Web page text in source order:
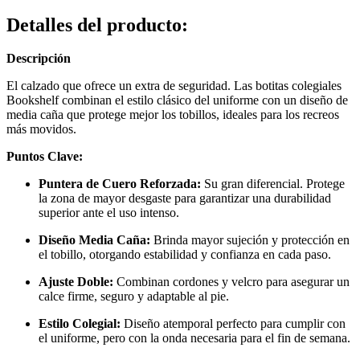
Detalles del producto:
Descripción
El calzado que ofrece un extra de seguridad. Las botitas colegiales
Bookshelf combinan el estilo clásico del uniforme con un diseño de
media caña que protege mejor los tobillos, ideales para los recreos
más movidos.
Puntos Clave:
Puntera de Cuero Reforzada: Su gran diferencial. Protege
la zona de mayor desgaste para garantizar una durabilidad
superior ante el uso intenso.
Diseño Media Caña: Brinda mayor sujeción y protección en
el tobillo, otorgando estabilidad y confianza en cada paso.
Ajuste Doble: Combinan cordones y velcro para asegurar un
calce firme, seguro y adaptable al pie.
Estilo Colegial: Diseño atemporal perfecto para cumplir con
el uniforme, pero con la onda necesaria para el fin de semana.